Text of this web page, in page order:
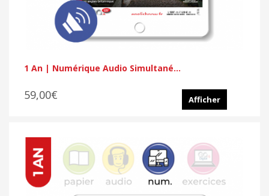
1 An | Numérique Audio Simultané...
59,00€ Afficher